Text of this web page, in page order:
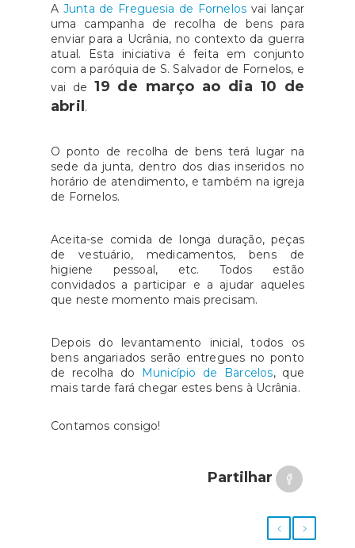
A Junta de Freguesia de Fornelos vai lançar
uma campanha de recolha de bens para
enviar para a Ucrânia, no contexto da guerra
atual. Esta iniciativa é feita em conjunto
com a paróquia de S. Salvador de Fornelos, e
vai de19 de março ao dia 10 de
abril .
O ponto de recolha de bens terá lugar na
sede da junta, dentro dos dias inseridos no
horário de atendimento, e também na igreja
de Fornelos.
Aceita-se comida de longa duração, peças
de vestuário, medicamentos, bens de
higiene pessoal, etc. Todos estão
convidados a participar e a ajudar aqueles
que neste momento mais precisam.
Depois do levantamento inicial, todos os
bens angariados serão entregues no ponto
de recolha do Município de Barcelos, que
mais tarde fará chegar estes bens à Ucrânia.
Contamos consigo!
Partilhar